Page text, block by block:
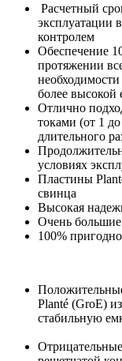
Расчетный
эксплуатации
контролем
Обеспечение
протяжении
необходимости
более высокой
Отлично
токами (от 1
длительного
условиях
Пластины
свинца
Высокая
Очень
100%
Planté (GroE)
стабильную